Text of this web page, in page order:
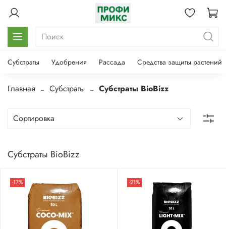
Субстраты Удобрения Рассада Средства защиты растений
Главная Субстраты Субстраты BioBizz
Субстраты BioBizz
-17% -21%